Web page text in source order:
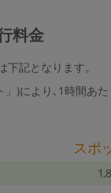
料金
記となります。
)により､1時間あ
スポ